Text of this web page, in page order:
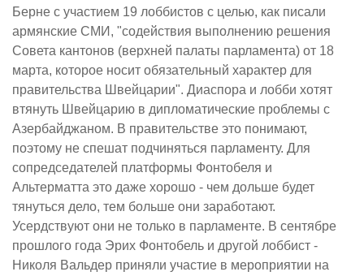
Берне с участием 19 лоббистов с целью, как писали
армянские СМИ, "содействия выполнению решения
Совета кантонов (верхней палаты парламента) от 18
марта, которое носит обязательный характер для
правительства Швейцарии". Диаспора и лобби хотят
втянуть Швейцарию в дипломатические проблемы с
Азербайджаном. В правительстве это понимают,
поэтому не спешат подчиняться парламенту. Для
сопредседателей платформы Фонтобеля и
Альтерматта это даже хорошо - чем дольше будет
тянуться дело, тем больше они заработают.
Усердствуют они не только в парламенте. В сентябре
прошлого года Эрих Фонтобель и другой лоббист -
Николя Вальдер приняли участие в мероприятии на